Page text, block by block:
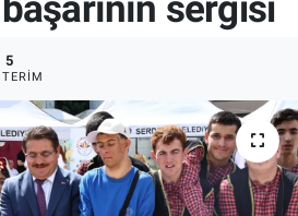
5
ve Fikstür